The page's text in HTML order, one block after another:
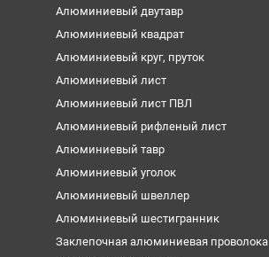
Алюминиевый двутавр
Алюминиевый квадрат
Алюминиевый круг, пруток
Алюминиевый лист
Алюминиевый лист ПВЛ
Алюминиевый рифленый лист
Алюминиевый тавр
Алюминиевый уголок
Алюминиевый швеллер
Алюминиевый шестигранник
Заклепочная алюминиевая проволока